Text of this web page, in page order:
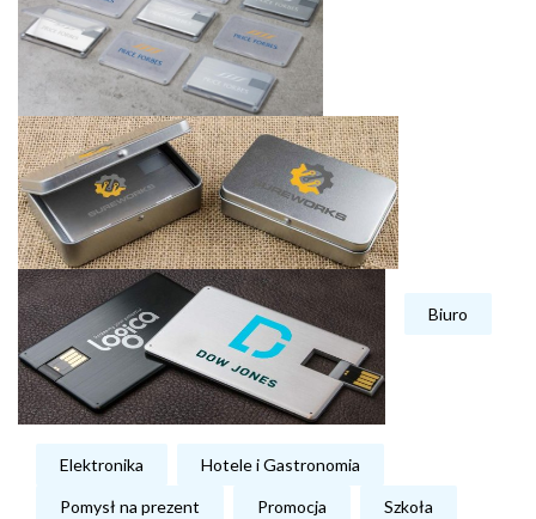
Biuro
Elektronika Hotele i Gastronomia
Pomysł na prezent Promocja Szkoła